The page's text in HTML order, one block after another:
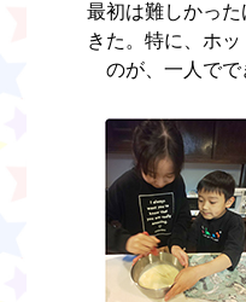
最初は難しかっ
きた。特に、ホ
のが、一人でで